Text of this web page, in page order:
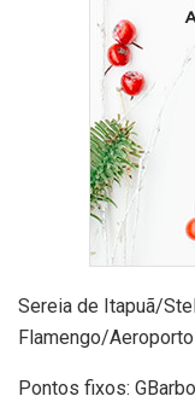
Sereia de Itapuã/
Flamengo/
Pontos fixos: